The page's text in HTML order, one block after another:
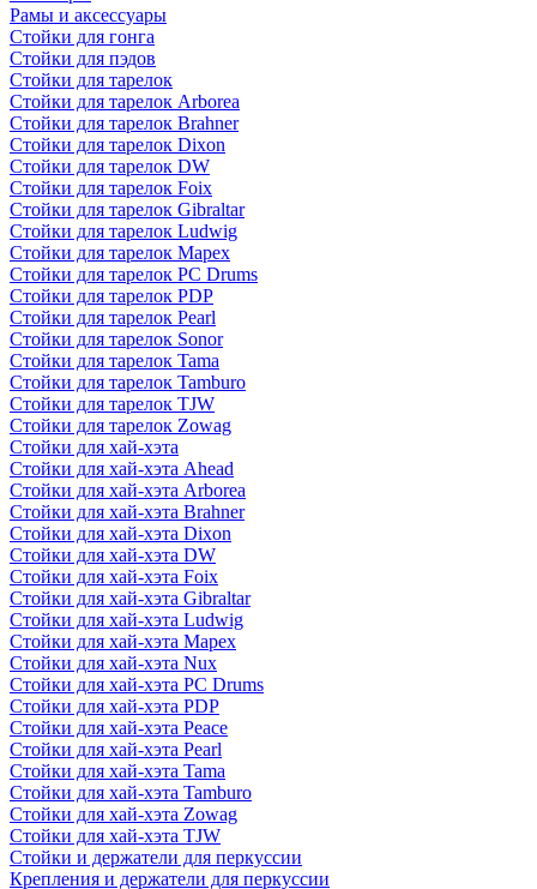
Рамы и аксессуары
Стойки для гонга
Стойки для пэдов
Стойки для тарелок
Стойки для тарелок Arborea
Стойки для тарелок Brahner
Стойки для тарелок Dixon
Стойки для тарелок DW
Стойки для тарелок Foix
Стойки для тарелок Gibraltar
Стойки для тарелок Ludwig
Стойки для тарелок Mapex
Стойки для тарелок PC Drums
Стойки для тарелок PDP
Стойки для тарелок Pearl
Стойки для тарелок Sonor
Стойки для тарелок Tama
Стойки для тарелок Tamburo
Стойки для тарелок TJW
Стойки для тарелок Zowag
Стойки для хай-хэта
Стойки для хай-хэта Ahead
Стойки для хай-хэта Arborea
Стойки для хай-хэта Brahner
Стойки для хай-хэта Dixon
Стойки для хай-хэта DW
Стойки для хай-хэта Foix
Стойки для хай-хэта Gibraltar
Стойки для хай-хэта Ludwig
Стойки для хай-хэта Mapex
Стойки для хай-хэта Nux
Стойки для хай-хэта PC Drums
Стойки для хай-хэта PDP
Стойки для хай-хэта Peace
Стойки для хай-хэта Pearl
Стойки для хай-хэта Tama
Стойки для хай-хэта Tamburo
Стойки для хай-хэта Zowag
Стойки для хай-хэта TJW
Стойки и держатели для перкуссии
Крепления и держатели для перкуссии